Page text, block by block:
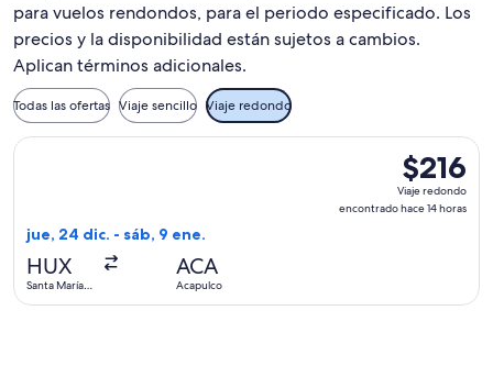
para vuelos rendondos, para el periodo especificado. Los
precios y la disponibilidad están sujetos a cambios.
Aplican términos adicionales.
Todas las ofertas Viaje sencillo Viaje redondo
$216
Viaje
redondo,
$216
Viaje redondo
encontrado hace 14 horas
jue, 24 dic. - sáb, 9 ene.
HUX
Santa María
ACA
Acapulco
Seleccionar vuelo de Aeromexico, con salida el jue, 24 dic.